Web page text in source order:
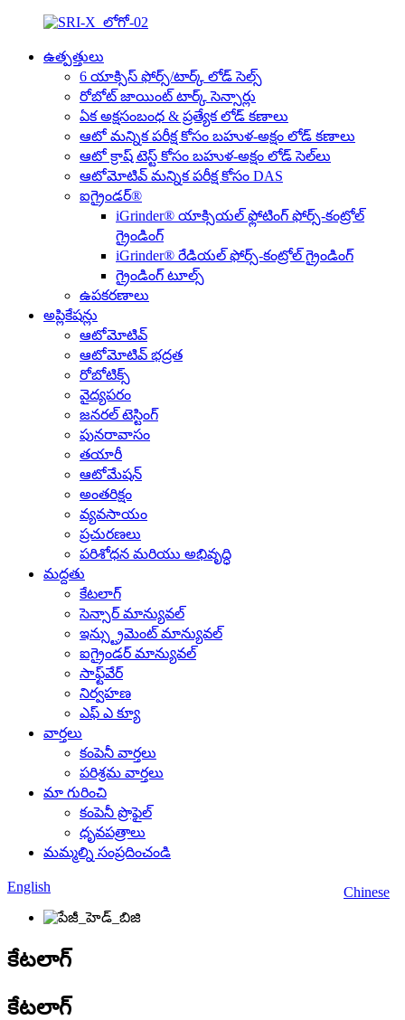
ఉత్పత్తులు
6 యాక్సిస్ ఫోర్స్/టార్క్ లోడ్ సెల్స్
రోబోట్ జాయింట్ టార్క్ సెన్సార్లు
ఏక అక్షసంబంధ & ప్రత్యేక లోడ్ కణాలు
ఆటో మన్నిక పరీక్ష కోసం బహుళ-అక్షం లోడ్ కణాలు
ఆటో క్రాష్ టెస్ట్ కోసం బహుళ-అక్షం లోడ్ సెల్‌లు
ఆటోమోటివ్ మన్నిక పరీక్ష కోసం DAS
ఐగ్రైండర్®
iGrinder® యాక్సియల్ ఫ్లోటింగ్ ఫోర్స్-కంట్రోల్
గ్రైండింగ్
iGrinder® రేడియల్ ఫోర్స్-కంట్రోల్ గ్రైండింగ్
గ్రైండింగ్ టూల్స్
ఉపకరణాలు
అప్లికేషన్లు
ఆటోమోటివ్
ఆటోమోటివ్ భద్రత
రోబోటిక్స్
వైద్యపరం
జనరల్ టెస్టింగ్
పునరావాసం
తయారీ
ఆటోమేషన్
అంతరిక్షం
వ్యవసాయం
ప్రచురణలు
పరిశోధన మరియు అభివృద్ధి
మద్దతు
కేటలాగ్
సెన్సార్ మాన్యువల్
ఇన్స్ట్రుమెంట్ మాన్యువల్
ఐగ్రైండర్ మాన్యువల్
సాఫ్ట్‌వేర్
నిర్వహణ
ఎఫ్ ఎ క్యూ
వార్తలు
కంపెనీ వార్తలు
పరిశ్రమ వార్తలు
మా గురించి
కంపెనీ ప్రొఫైల్
ధృవపత్రాలు
మమ్మల్ని సంప్రదించండి
Chinese
English
కేటలాగ్
కేటలాగ్